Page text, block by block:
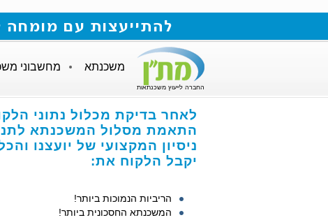
להתייעצות עם מומחה למשכנתאות חייגו
החברה לייעוץ משכנתאות
משכנתא מחשבוני
לאחר בדיקת מכלול נתוני
התאמת מסלול המשכנתא
ניסיון המקצועי של יועצנו
יקבל הלקוח את:
הריביות הנמוכות ביותר!
המשכנתא החסכונית ביותר!